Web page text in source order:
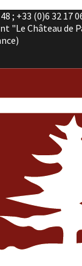
; +33 (0)6 32 17
"Le Château de